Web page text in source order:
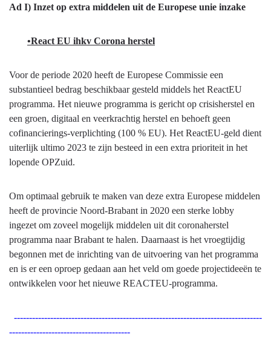
Terug
navigatie
programma's
Hebben
we
daarvoor
gedaan
wat
wilden
doen?
Ad I) Inzet op extra middelen uit de Europese unie inzake
•React EU ihkv Corona herstel
Voor de periode 2020 heeft de Europese Commissie een
substantieel bedrag beschikbaar gesteld middels het ReactEU
programma. Het nieuwe programma is gericht op crisisherstel en
een groen, digitaal en veerkrachtig herstel en behoeft geen
cofinancierings-verplichting (100 % EU). Het ReactEU-geld dient
uiterlijk ultimo 2023 te zijn besteed in een extra prioriteit in het
lopende OPZuid.
Om optimaal gebruik te maken van deze extra Europese middelen
heeft de provincie Noord-Brabant in 2020 een sterke lobby
ingezet om zoveel mogelijk middelen uit dit coronaherstel
programma naar Brabant te halen. Daarnaast is het vroegtijdig
begonnen met de inrichting van de uitvoering van het programma
en is er een oproep gedaan aan het veld om goede projectideeën te
ontwikkelen voor het nieuwe REACTEU-programma.
----------------------------------------------------------------------------------
----------------------------------------